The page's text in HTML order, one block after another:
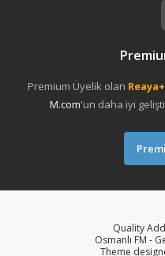
Premium Üyelik olan Reaya+
M.com'un daha iyi
Quality
Osmanlı FM -
Theme